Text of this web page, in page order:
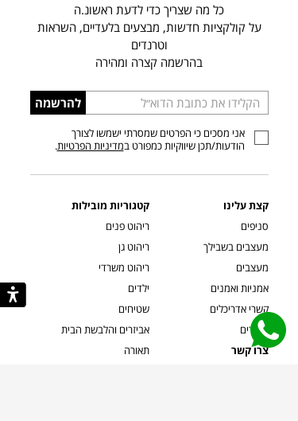
כל מה שצריך כדי לדעת ראשונ.ה
על קולקציות חדשות, מבצעים בלעדיים, השראות
וטרנדים
בהרשמה קצרה ומהירה
הכניסו
כתובת
דוא”ל
להרשמה
אני מסכים כי הפרטים שמסרתי ישמשו לצורך
הודעות/תכן שיווקיות כמפורט במדיניות הפרטיות.
קצת עלינו
סניפים
מעצבים בשבילך
מעצבים
אמניות ואמנים
קשרי אדריכלים
שוברים
צרו קשר
קטגוריות מובילות
ריהוט פנים
ריהוט גן
ריהוט משרדי
ילדים
שטיחים
אביזרים והלבשת הבית
תאורה